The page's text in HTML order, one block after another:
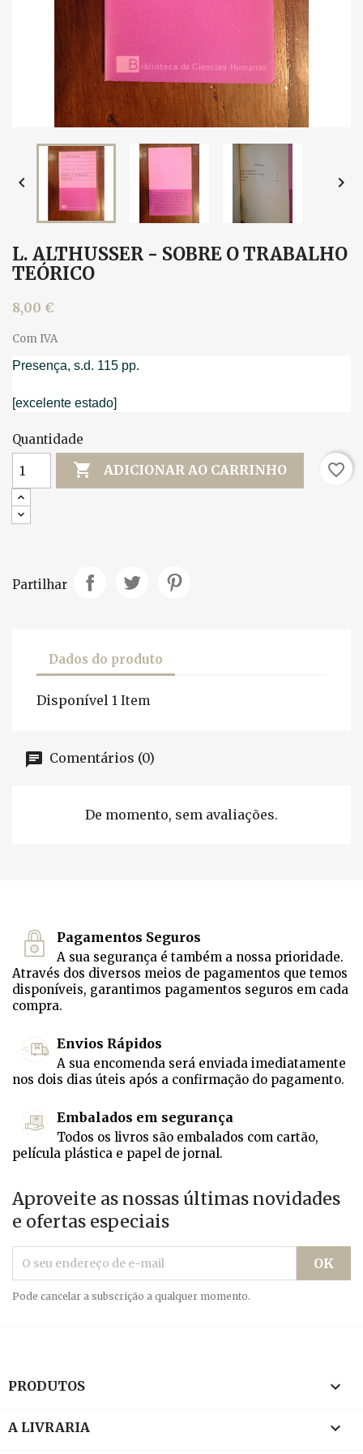
 
L. ALTHUSSER - SOBRE O TRABALHO
TEÓRICO
8,00 €
Com IVA
Presença, s.d. 115 pp.
[excelente estado]
Quantidade
 ADICIONAR AO CARRINHO favorite_border
Partilhar
Dados do produto
Disponível 1 Item
Comentários (0)
De momento, sem avaliações.
Pagamentos Seguros
A sua segurança é também a nossa prioridade.
Através dos diversos meios de pagamentos que temos
disponíveis, garantimos pagamentos seguros em cada
compra.
Envios Rápidos
A sua encomenda será enviada imediatamente
nos dois dias úteis após a confirmação do pagamento.
Embalados em segurança
Todos os livros são embalados com cartão,
película plástica e papel de jornal.
Aproveite as nossas últimas novidades
e ofertas especiais
Pode cancelar a subscrição a qualquer momento.
PRODUTOS 
A LIVRARIA 